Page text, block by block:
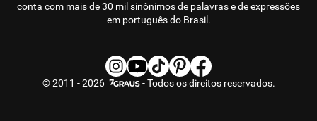
conta com mais de 30 mil sinônimos de palavras e de expressões
em português do Brasil.
© 2011 - 2026 - Todos os direitos reservados.